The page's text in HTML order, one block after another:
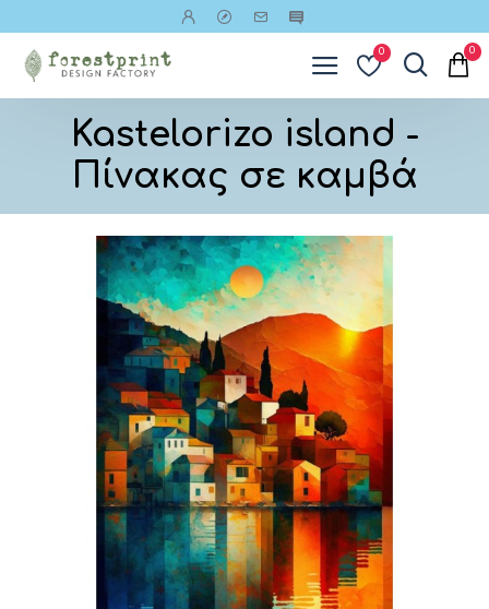
0 0
Kastelorizo island -
Πίνακας σε καμβά